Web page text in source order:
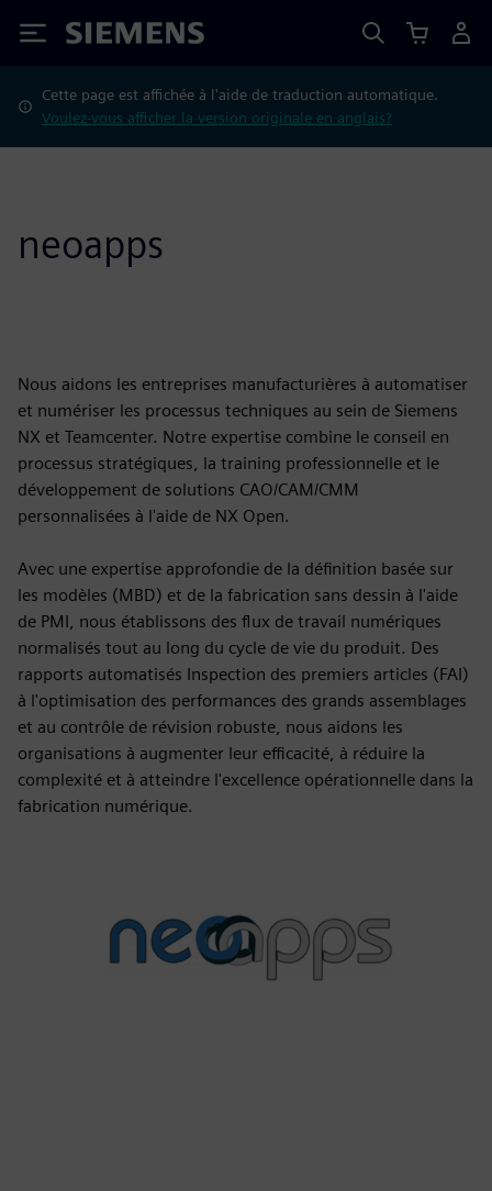
Siemens
Cette page est affichée à l'aide de traduction automatique.
Voulez-vous afficher la version originale en anglais?
neoapps
Nous aidons les entreprises manufacturières à automatiser
et numériser les processus techniques au sein de Siemens
NX et Teamcenter. Notre expertise combine le conseil en
processus stratégiques, la training professionnelle et le
développement de solutions CAO/CAM/CMM
personnalisées à l'aide de NX Open.
Avec une expertise approfondie de la définition basée sur
les modèles (MBD) et de la fabrication sans dessin à l'aide
de PMI, nous établissons des flux de travail numériques
normalisés tout au long du cycle de vie du produit. Des
rapports automatisés Inspection des premiers articles (FAI)
à l'optimisation des performances des grands assemblages
et au contrôle de révision robuste, nous aidons les
organisations à augmenter leur efficacité, à réduire la
complexité et à atteindre l'excellence opérationnelle dans la
fabrication numérique.